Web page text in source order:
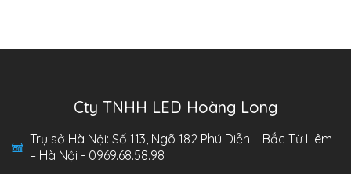
Cty TNHH LED Hoàng Long
Trụ sở Hà Nội: Số 113, Ngõ 182 Phú Diễn – Bắc Từ Liêm
– Hà Nội - 0969.68.58.98